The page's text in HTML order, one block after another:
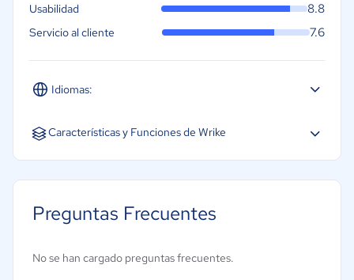
externos
2 GB de
Idiomas:
Español Inglés Portugués
Usabilidad 8.8
Servicio al cliente 7.6
Características y Funciones de Wrike
Gestión de recursos
Preguntas Frecuentes
No se han cargado preguntas frecuentes.